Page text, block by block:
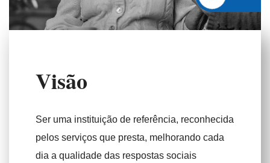
Visão
Ser uma instituição de referência, reconhecida
pelos serviços que presta, melhorando cada
dia a qualidade das respostas sociais